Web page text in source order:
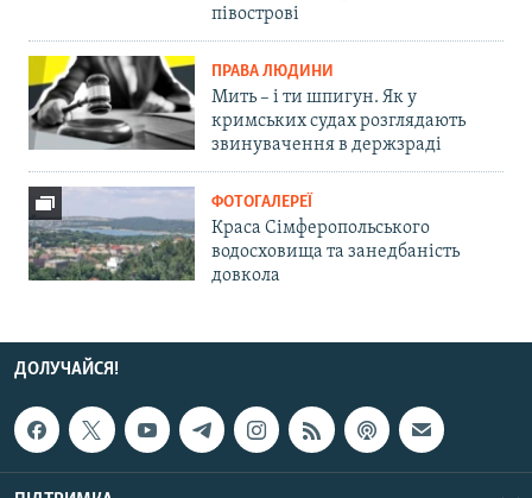
півострові
ПРАВА ЛЮДИНИ
Мить – і ти шпигун. Як у
кримських судах розглядають
звинувачення в держзраді
ФОТОГАЛЕРЕЇ
Краса Сімферопольського
водосховища та занедбаність
довкола
ДОЛУЧАЙСЯ!